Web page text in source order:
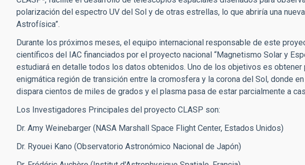
polarización del espectro UV del Sol y de otras estrellas, lo que abriría una
Astrofísica”.
Durante los próximos meses, el equipo internacional responsable de este
científicos del IAC financiados por el proyecto nacional “Magnetismo Solar y
estudiará en detalle todos los datos obtenidos. Uno de los objetivos es obtener
enigmática región de transición entre la cromosfera y la corona del Sol, donde
dispara cientos de miles de grados y el plasma pasa de estar parcialmente a
Los Investigadores Principales del proyecto CLASP son:
Dr. Amy Weinebarger (NASA Marshall Space Flight Center, Estados Unidos)
Dr. Ryouei Kano (Observatorio Astronómico Nacional de Japón)